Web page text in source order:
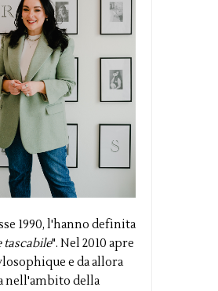
1990, l'hanno definita
tascabile". Nel 2010 apre
e da allora
nell'ambito della